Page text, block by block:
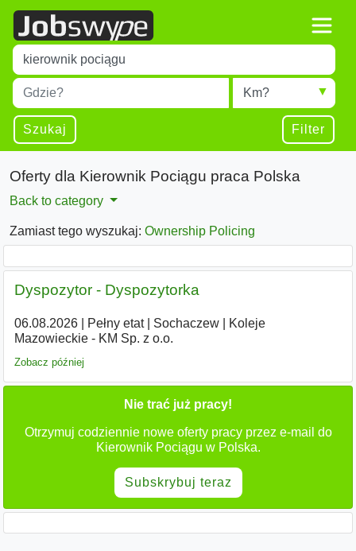
Title
Type 1 or more characters for results.
Miejscowość
Type 1 or more characters for results.
Radius
Szukaj Filter
Oferty dla Kierownik Pociągu praca Polska
Back to category
Zamiast tego wyszukaj: Ownership Policing
Dyspozytor - Dyspozytorka
06.08.2026| Pełny etat| Sochaczew|
Koleje
Mazowieckie - KM Sp. z o.o.
Zobacz później
Nie trać już pracy!
Otrzymuj codziennie nowe oferty pracy przez e-mail do
Kierownik Pociągu w Polska.
Subskrybuj teraz